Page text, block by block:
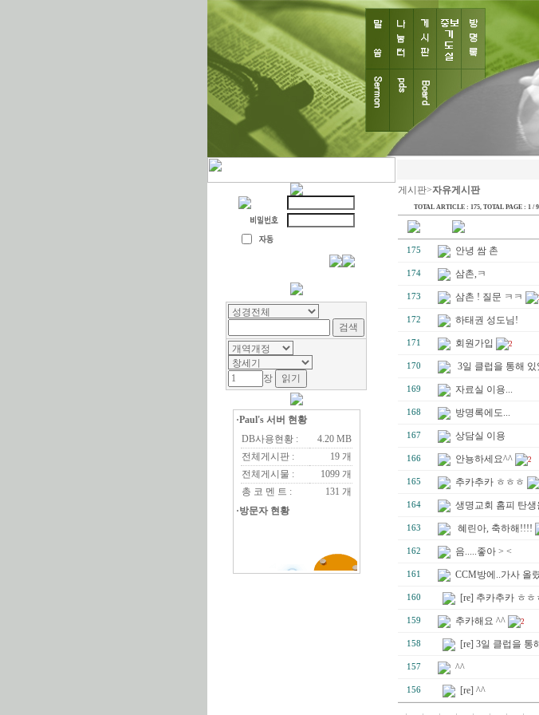
장
·Paul's 서버 현황
DB사용현황 :
4.20 MB
전체게시판 :
19 개
전체게시물 :
1099 개
총 코 멘 트 :
131 개
·방문자 현황
게시판>자유게시판
TOTAL ARTICLE : 175, TOTAL PAGE : 1 / 9
175 안녕 쌈 촌
174 삼촌,ㅋ
173 삼촌 ! 질문 ㅋㅋ
172 하태권 성도님!
171 회원가입 2
170 3일 클럽을 통해
169 자료실 이용...
168 방명록에도...
167 상담실 이용
166 안뇽하세요^^ 2
165 추카추카 ㅎㅎㅎ
164 생명교회 홈피 탄
163 혜린아, 축하해!!!!
162 음.....좋아 > <
161 CCM방에..가사 올
160 [re] 추카추카 ㅎㅎ
159 추카해요 ^^ 2
158 [re] 3일 클럽을 통
157 ^^
156 [re] ^^